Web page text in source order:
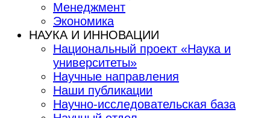
Менеджмент
Экономика
НАУКА И ИННОВАЦИИ
Национальный проект «Наука и
университеты»
Научные направления
Наши публикации
Научно-исследовательская база